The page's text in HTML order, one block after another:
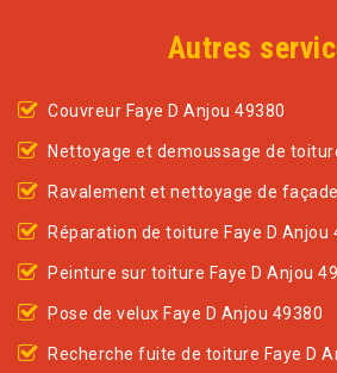
Autres
Couvreur Faye D Anjou 49380
Nettoyage et demoussage de
Ravalement et nettoyage de
Réparation de toiture Faye D Anjou
Peinture sur toiture Faye D Anjou
Pose de velux Faye D Anjou 49380
Recherche fuite de toiture Faye D